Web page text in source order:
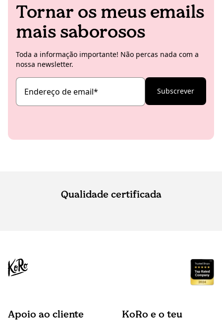
Tornar os meus emails
mais saborosos
Toda a informação importante! Não percas nada com a
nossa newsletter.
Endereço de email* Subscrever
Qualidade certificada
Apoio ao cliente
KoRo e o teu